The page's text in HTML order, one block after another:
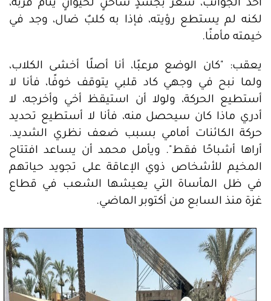
أحد الجوانب، شعر بجسدٍ ساخنٍ لحيوانٍ ينام قربه،
لكنه لم يستطع رؤيته، فإذا به كلبٌ ضال، وجد في
خيمته مأمنًا.
يعقب: "كان الوضع مرعبًا، أنا أصلًا أخشى الكلاب،
ولما نبح في وجهي كاد قلبي يتوقف خوفًا، فأنا لا
أستطيع الحركة، ولولا أن استيقظ أخي وأخرجه، لا
أدري ماذا كان سيحصل منه، فأنا لا أستطيع تحديد
حركة الكائنات أمامي بسبب ضعف نظري الشديد.
أراها أشباحًا فقط". ويأمل محمد أن يساعد افتتاح
المخيم للأشخاص ذوي الإعاقة على تجويد حياتهم
في ظل المأساة التي يعيشها الشعب في قطاع
غزة منذ السابع من أكتوبر الماضي.